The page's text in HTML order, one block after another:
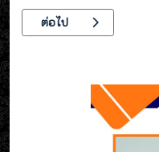
เนื้อหาถัดไป: ประชาสัม
ต่อไป